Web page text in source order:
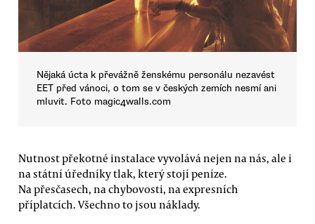
Nějaká úcta k převážně ženskému personálu nezavést
EET před vánoci, o tom se v českých zemích nesmí ani
mluvit. Foto magic4walls.com
Nutnost překotné instalace vyvolává nejen na nás, ale i
na státní úředníky tlak, který stojí peníze.
Na přesčasech, na chybovosti, na expresních
příplatcích. Všechno to jsou náklady.